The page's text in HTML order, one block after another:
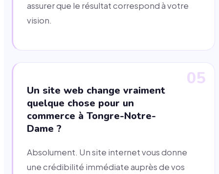
assurer que le résultat correspond à votre
vision.
05
Un site web change vraiment
quelque chose pour un
commerce à Tongre-Notre-
Dame ?
Absolument. Un site internet vous donne
une crédibilité immédiate auprès de vos